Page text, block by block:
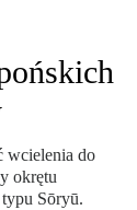
wcielenia do
okrętu
Sōryū.